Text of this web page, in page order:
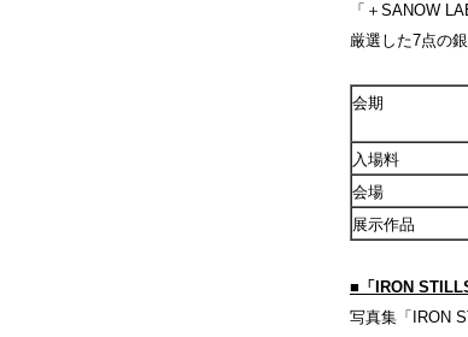
「＋SANOW
厳選した7点の
会期
入場料
会場
展示作品
■「 IRON
写真集「IRON